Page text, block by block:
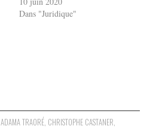
Dans "Juridique"
ADAMA TRAORÉ, CHRISTOPHE CASTANER,